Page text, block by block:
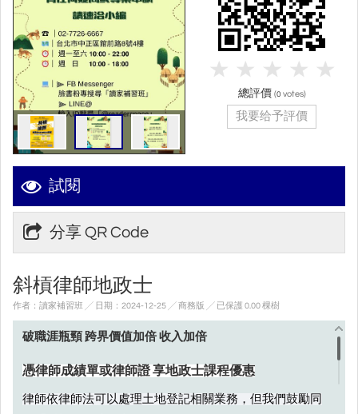
試閱
分享 QR Code
斜槓律師地政士
作者：讀家補習班 ╱ 日期：2024-12-25 ╱ 商務版 ╱ 已保護 0.00 棵樹
破職涯瓶頸 跨界價值加倍 收入加倍
憑律師成績單或律師證 享地政士課程優惠
律師依律師法可以處理土地登記相關業務，但我們鼓勵同
總評價 (0 votes)
我要给予評價